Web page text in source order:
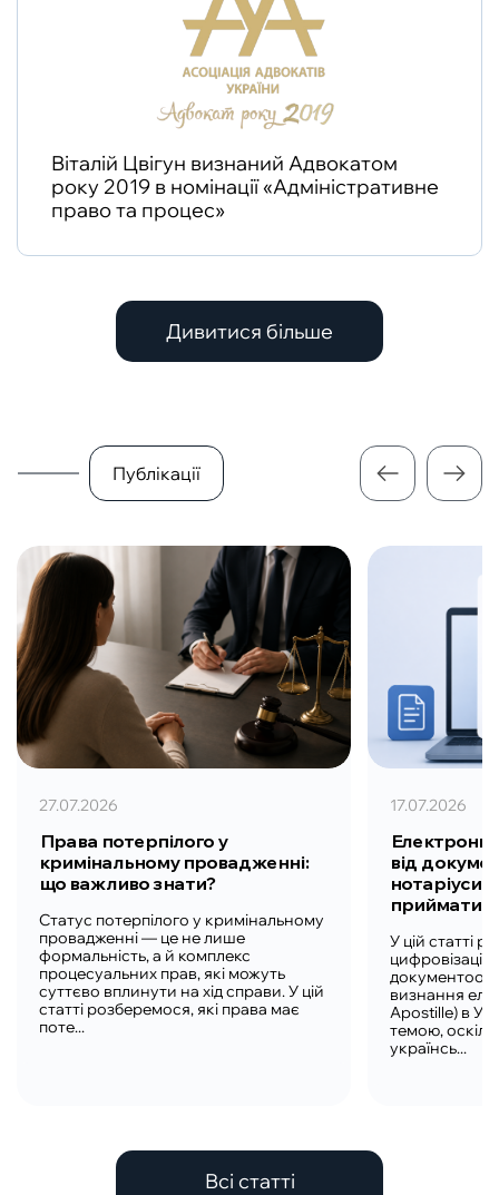
Віталій Цвігун визнаний Адвокатом
року 2019 в номінації «Адміністративне
право та процес»
Дивитися більше
Публікації
27.07.2026
Права потерпілого у
кримінальному провадженні:
що важливо знати?
Статус потерпілого у кримінальному
провадженні — це не лише
формальність, а й комплекс
процесуальних прав, які можуть
суттєво вплинути на хід справи. У цій
статті розберемося, які права має
поте...
17.07.2026
від
нотаріуси
приймати
У цій статті
цифровізації
визнання
Apostille) в
темою,
українсь...
Всі статті